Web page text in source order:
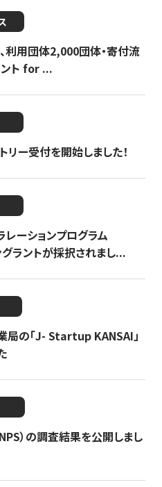
利用団体2,000団体・寄付流
ント for ...
ー受付を開始しました！
ーションプログラム
グラントが採択されまし...
局の「J- Startup KANSAI」
）の調査結果を公開しまし